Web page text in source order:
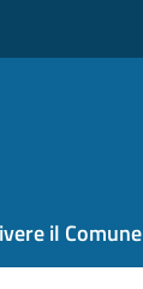
il Comune